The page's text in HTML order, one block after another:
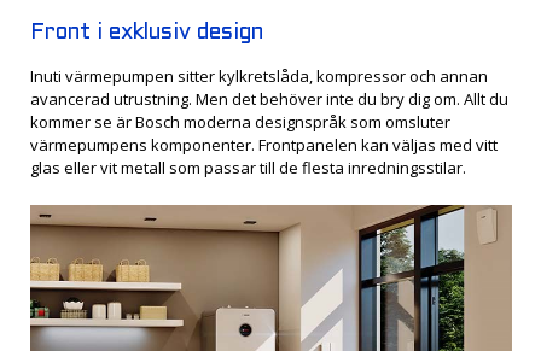
Front i exklusiv design
Inuti värmepumpen sitter kylkretslåda, kompressor och annan
avancerad utrustning. Men det behöver inte du bry dig om. Allt du
kommer se är Bosch moderna designspråk som omsluter
värmepumpens komponenter. Frontpanelen kan väljas med vitt
glas eller vit metall som passar till de flesta inredningsstilar.